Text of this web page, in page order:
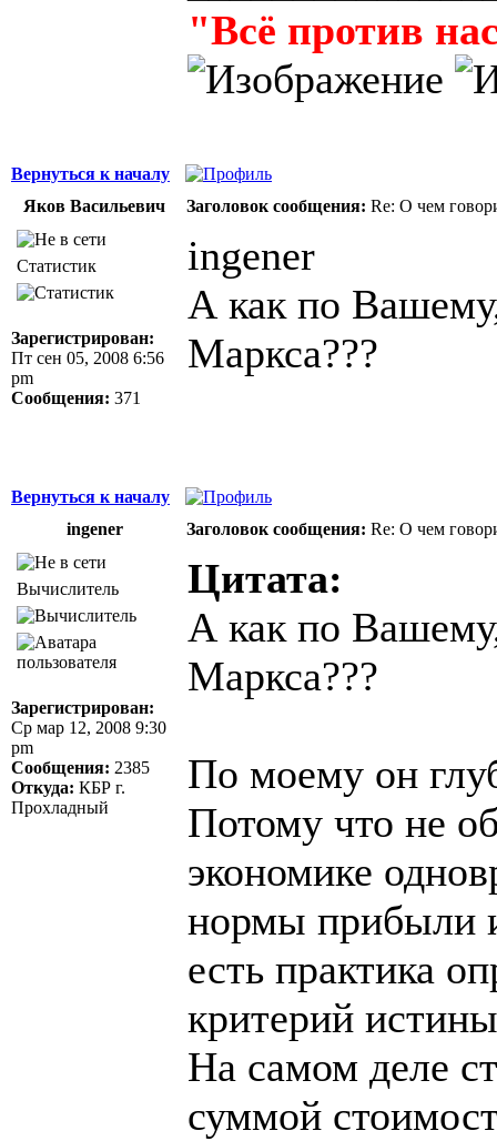
"Всё против
Вернуться к началу
Яков Васильевич
Заголовок сообщения: Re: О чем
Статистик
Зарегистрирован:
Пт сен 05, 2008 6:56
pm
Сообщения: 371
ingener
А как по
Маркса???
Вернуться к началу
ingener
Заголовок сообщения: Re: О чем
Вычислитель
Зарегистрирован:
Ср мар 12, 2008 9:30
pm
Сообщения: 2385
Откуда: КБР г.
Прохладный
Цитата:
А как по
Маркса???
По моему он
Потому что не
экономике
нормы прибыли
есть практика
критерий
На самом деле
суммой